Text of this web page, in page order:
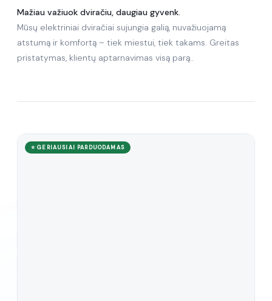
Mažiau važiuok dviračiu, daugiau gyvenk.
Mūsų elektriniai dviračiai sujungia galią, nuvažiuojamą
atstumą ir komfortą – tiek miestui, tiek takams. Greitas
pristatymas, klientų aptarnavimas visą parą..
⭐ GERIAUSIAI PARDUODAMAS